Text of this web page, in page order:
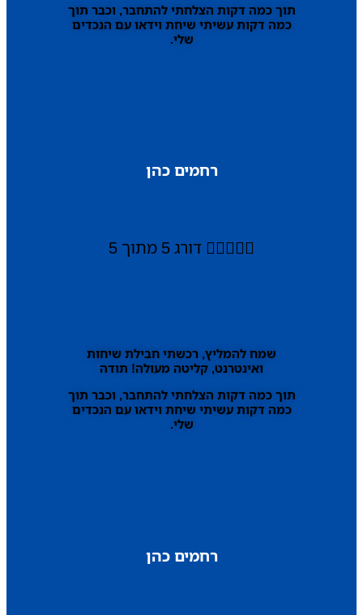
תוך כמה דקות הצלחתי להתחבר, וכבר תוך
כמה דקות עשיתי שיחת וידאו עם הנכדים
שלי.
רחמים כהן
 דורג 5 מתוך 5
שמח להמליץ, רכשתי חבילת שיחות
ואינטרנט, קליטה מעולה! תודה
תוך כמה דקות הצלחתי להתחבר, וכבר תוך
כמה דקות עשיתי שיחת וידאו עם הנכדים
שלי.
רחמים כהן